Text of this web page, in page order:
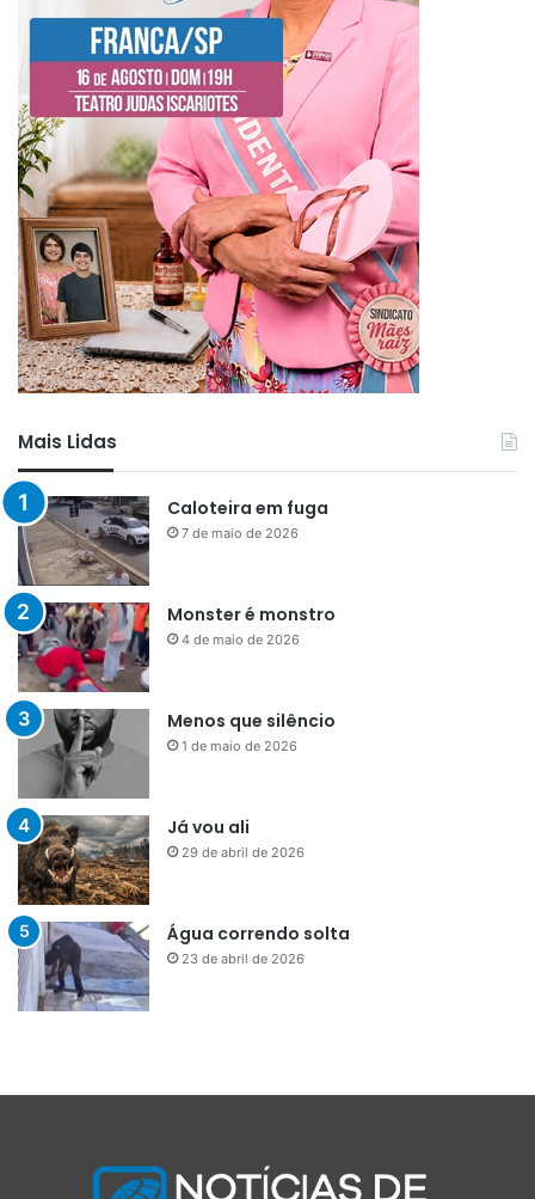
Mais Lidas
Caloteira em fuga
7 de maio de 2026
Monster é monstro
4 de maio de 2026
Menos que silêncio
1 de maio de 2026
Já vou ali
29 de abril de 2026
Água correndo solta
23 de abril de 2026